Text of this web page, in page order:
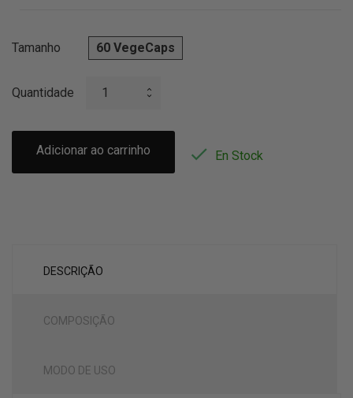
Tamanho 60 VegeCaps
Quantidade
Adicionar ao carrinho  En Stock
DESCRIÇÃO
COMPOSIÇÃO
MODO DE USO